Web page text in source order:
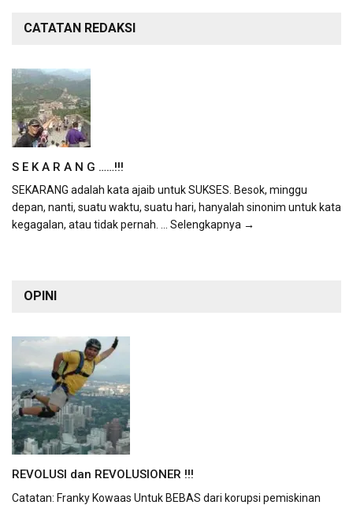
CATATAN REDAKSI
S E K A R A N G ……!!!
SEKARANG adalah kata ajaib untuk SUKSES. Besok, minggu
depan, nanti, suatu waktu, suatu hari, hanyalah sinonim untuk kata
kegagalan, atau tidak pernah. ... Selengkapnya →
OPINI
REVOLUSI dan REVOLUSIONER !!!
Catatan: Franky Kowaas Untuk BEBAS dari korupsi pemiskinan